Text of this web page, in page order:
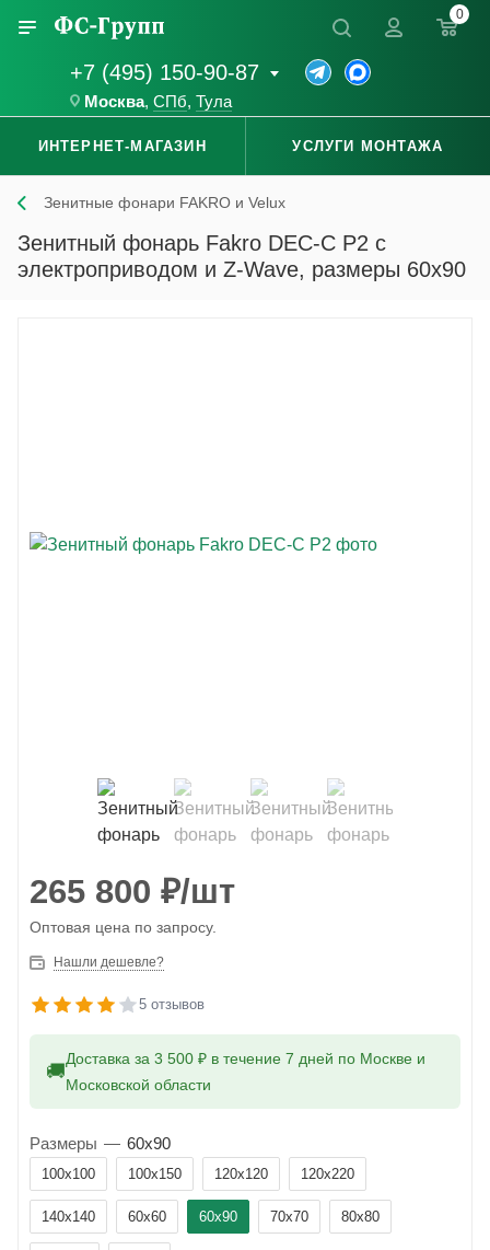
+7 (495) 150-90-87
Москва, СПб, Тула
0
ИНТЕРНЕТ-МАГАЗИН УСЛУГИ МОНТАЖА
Зенитные фонари FAKRO и Velux
Зенитный фонарь Fakro DEC-C P2 с
электроприводом и Z-Wave, размеры 60x90
265 800 ₽/шт
Оптовая цена по запросу.
Нашли дешевле?
5 отзывов
🚚
Доставка за 3 500 ₽ в течение 7 дней по Москве и
Московской области
Размеры — 60x90
100x100 100x150 120x120 120x220
140x140 60x60 60x90 70x70 80x80